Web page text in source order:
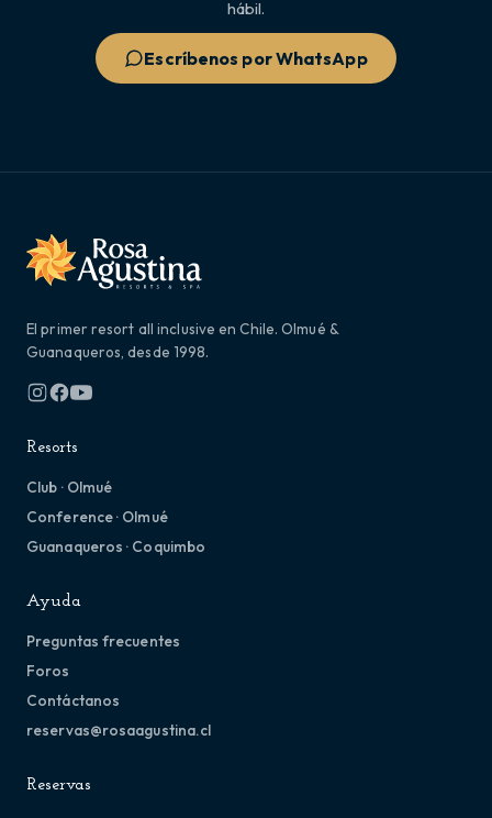
hábil.
Escríbenos por WhatsApp
El primer resort all inclusive en Chile. Olmué &
Guanaqueros, desde 1998.
Resorts
Club · Olmué
Conference · Olmué
Guanaqueros · Coquimbo
Ayuda
Preguntas frecuentes
Foros
Contáctanos
reservas@rosaagustina.cl
Reservas